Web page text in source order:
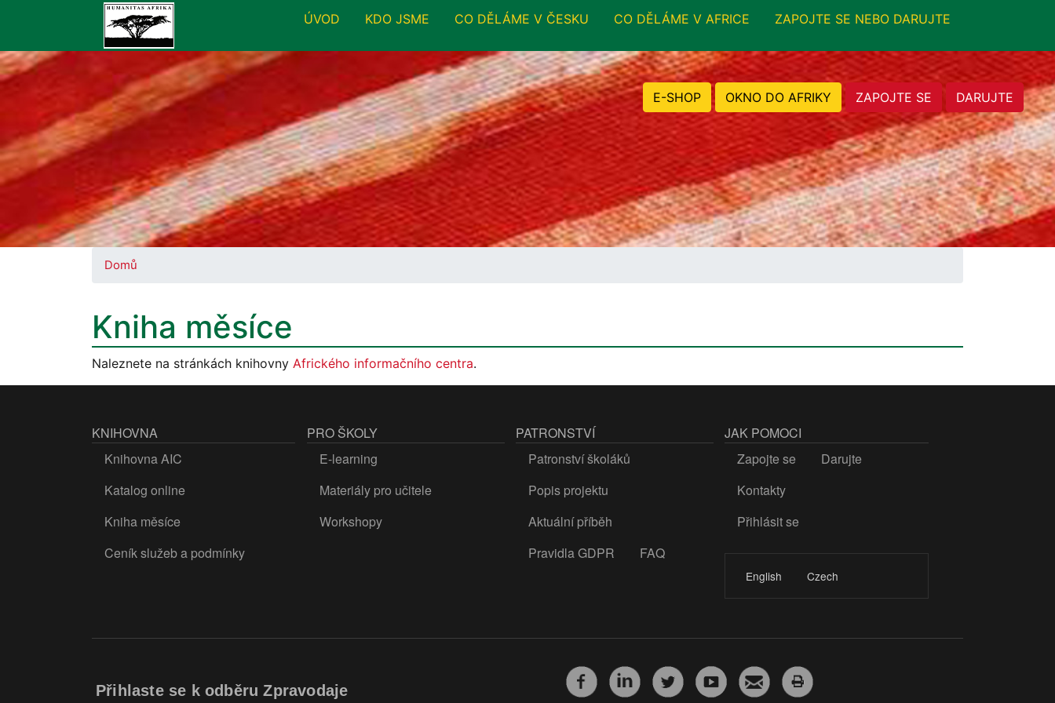
ÚVOD KDO JSME CO DĚLÁME V ČESKU CO DĚLÁME V AFRICE ZAPOJTE SE NEBO DARUJTE
E-SHOP OKNO DO AFRIKY ZAPOJTE SE DARUJTE
Domů
Kniha měsíce
Naleznete na stránkách knihovny Afrického informačního centra.
KNIHOVNA
Knihovna AIC
Katalog online
Kniha měsíce
Ceník služeb a podmínky
PRO ŠKOLY
E-learning
Materiály pro učitele
Workshopy
PATRONSTVÍ
Patronství školáků
Popis projektu
Aktuální příběh
Pravidla GDPR
FAQ
JAK POMOCI
Zapojte se
Darujte
Kontakty
LOGIN
Přihlásit se
English Czech
Přihlaste se k odběru Zpravodaje